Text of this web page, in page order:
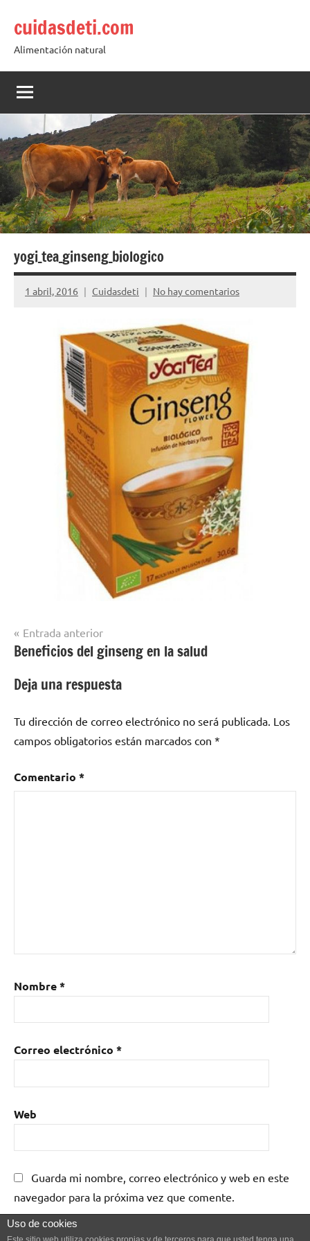
contenido
cuidasdeti.com
Alimentación natural
yogi_tea_ginseng_biologico
1 abril, 2016 Cuidasdeti No hay comentarios
Navegación
de
entradas
Entrada anterior
Beneficios del ginseng en la salud
Deja una respuesta
Tu dirección de correo electrónico no será publicada. Los
campos obligatorios están marcados con *
Comentario *
Nombre*
Correo electrónico *
Web
Guarda mi nombre, correo electrónico y web en este
navegador para la próxima vez que comente.
Uso de cookies